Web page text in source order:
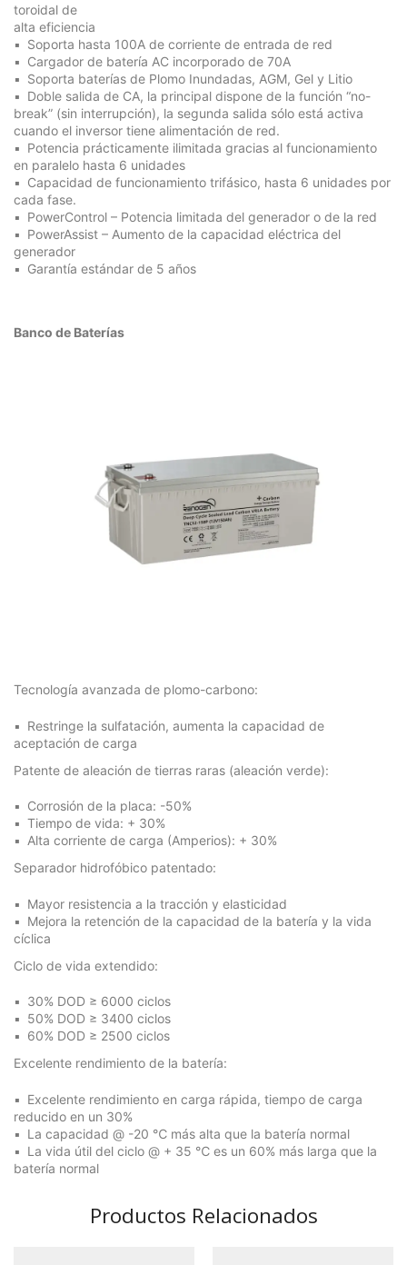
toroidal de
alta eficiencia
Soporta hasta 100A de corriente de entrada de red
Cargador de batería AC incorporado de 70A
Soporta baterías de Plomo Inundadas, AGM, Gel y Litio
Doble salida de CA, la principal dispone de la función “no-
break” (sin interrupción), la segunda salida sólo está activa
cuando el inversor tiene alimentación de red.
Potencia prácticamente ilimitada gracias al funcionamiento
en paralelo hasta 6 unidades
Capacidad de funcionamiento trifásico, hasta 6 unidades por
cada fase.
PowerControl – Potencia limitada del generador o de la red
PowerAssist – Aumento de la capacidad eléctrica del
generador
Garantía estándar de 5 años
Banco de Baterías
Tecnología avanzada de plomo-carbono:
Restringe la sulfatación, aumenta la capacidad de
aceptación de carga
Patente de aleación de tierras raras (aleación verde):
Corrosión de la placa: -50%
Tiempo de vida: + 30%
Alta corriente de carga (Amperios): + 30%
Separador hidrofóbico patentado:
Mayor resistencia a la tracción y elasticidad
Mejora la retención de la capacidad de la batería y la vida
cíclica
Ciclo de vida extendido:
30% DOD ≥ 6000 ciclos
50% DOD ≥ 3400 ciclos
60% DOD ≥ 2500 ciclos
Excelente rendimiento de la batería:
Excelente rendimiento en carga rápida, tiempo de carga
reducido en un 30%
La capacidad @ -20 ℃ más alta que la batería normal
La vida útil del ciclo @ + 35 ℃ es un 60% más larga que la
batería normal
Productos Relacionados